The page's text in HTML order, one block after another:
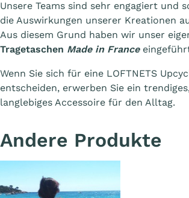
Unsere Teams sind sehr engagiert und
die Auswirkungen unserer Kreationen
Aus diesem Grund haben wir unser
Tragetaschen Made in France
Wenn Sie sich für eine LOFTNETS
entscheiden, erwerben Sie ein
langlebiges Accessoire für den Alltag.
Andere Produkte